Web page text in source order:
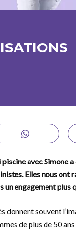
avec Simone
Elles nous ont
un engagement plus
donnent souvent
de plus de 50